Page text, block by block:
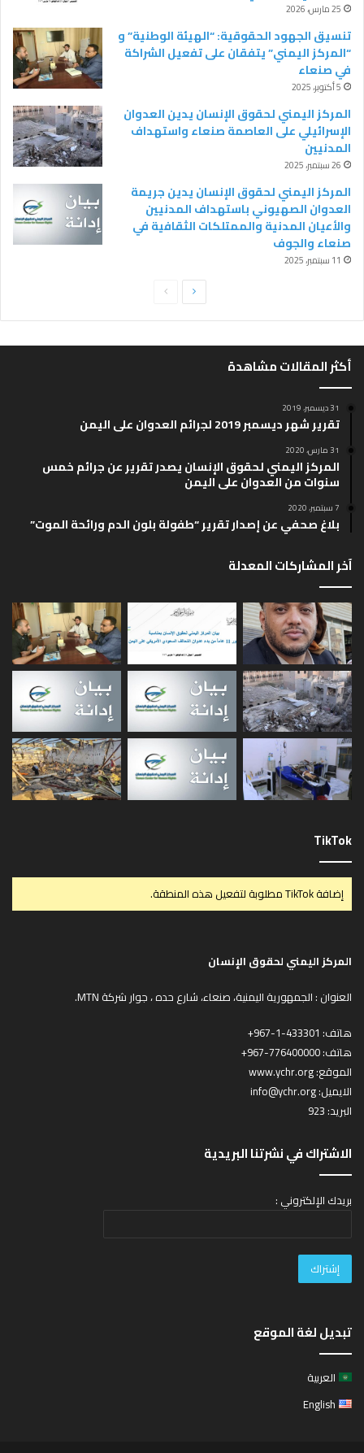
25 مارس، 2026
تنسيق الجهود الحقوقية: “الهيئة الوطنية” و
“المركز اليمني” يتفقان على تفعيل الشراكة
في صنعاء
5 أكتوبر، 2025
المركز اليمني لحقوق الإنسان يدين العدوان
الإسرائيلي على العاصمة صنعاء واستهداف
المدنيين
26 سبتمبر، 2025
المركز اليمني لحقوق الإنسان يدين جريمة
العدوان الصهيوني باستهداف المدنيين
والأعيان المدنية والممتلكات الثقافية في
صنعاء والجوف
11 سبتمبر، 2025
ا
س
ب
ا
ت
ل
أكثر المقالات مشاهدة
31 ديسمبر، 2019
تقرير شهر ديسمبر 2019 لجرائم العدوان على اليمن
31 مارس، 2020
المركز اليمني لحقوق الإنسان يصدر تقرير عن جرائم خمس
سنوات من العدوان على اليمن
7 سبتمبر، 2020
بلاغ صحفي عن إصدار تقرير “طفولة بلون الدم ورائحة الموت”
آخر المشاركات المعدلة
TikTok
إضافة TikTok مطلوبة لتفعيل هذه المنطقة.
المركز اليمني لحقوق الإنسان
العنوان : الجمهورية اليمنية، صنعاء، شارع حده ، جوار شركة MTN.
هاتف: 433301-1-967+
هاتف:776400000-967+
الموقع:www.ychr.org
الايميل:info@ychr.org
البريد: 923
الاشتراك في نشرتنا البريدية
بريدك الإلكتروني :
تبديل لغة الموقع
العربية
English